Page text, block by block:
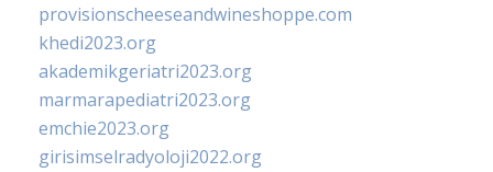
provisionscheeseandwineshoppe.com
khedi2023.org
akademikgeriatri2023.org
marmarapediatri2023.org
emchie2023.org
girisimselradyoloji2022.org